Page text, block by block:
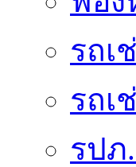
รถเ
รถเ
รปภ